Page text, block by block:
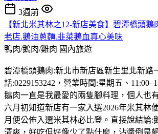
3週前
【新北米其林之12-新店美食】碧潭橋頭鵝
老店.鵝油蔥麵.韭菜鵝血真心美味
鴨肉/鵝肉/雞肉 國內旅遊
碧潭橋頭鵝肉:新北市新店區新生里北新路
話:0229153242，營業時間:星期五、
鵝肉一直是我最愛的兩隻腳料理，個人也
六月初知道新店有一家入選2026年米其林
月便公佈入選米其林必比登。直接說結論:
清爽，好吃但好像少了點什麼，沾醬倒是